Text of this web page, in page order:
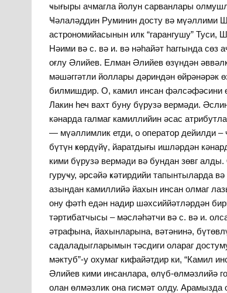
ҹығыры ачмагла йолун сарванлары
Ҹәлаләддин Руминин досту вә мүәллими
астрономийасынын илк “гарангушу”
Нәими вә с. вә и. вә нәһайәт һаггында
оғлу Әлийев. Елман Әлийев өзүндән
мәшәггәтли йоллары дәриндән өйрәнәрәк
билмишдир. О, камил инсан фәлсәфәсини
Лакин һеч вахт буну бүрузә вермәди.
кәнарда галмаг камиллийин әсас
— мүәллимлик етди, о оператор дейилди
бүтүн ҝөрдүйү, йаратдығы ишләрдән
кими бүрузә вермәди вә бундан зөвг
гуруҹу, әрсәйә ҝәтирдийи тапынтыларда
азындан камиллийә йахын инсан олмаг
ону фәтһ едән надир шәхсиййәтләрдән
тәртибатчысы – мәсләһәтчи вә с. вә и.
әтрафына, йахынларына, вәтәнинә,
садаладыгларымын тәсдиги олараг
мәктуб”-у охумаг кифайәтдир ки, “Камил
Әлийев кими инсанлара, өлүб-өлмәзлийә
олан өлмәзлик она гисмәт олду.